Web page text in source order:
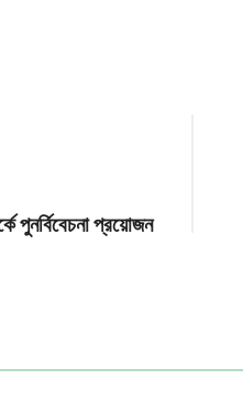
পুনর্বিবেচনা প্রয়োজন